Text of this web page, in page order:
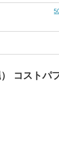
コストパ